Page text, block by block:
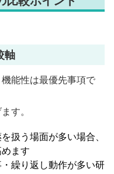
軸
能性は最優先事項で
す。
扱う場面が多い場合、
ます
繰り返し動作が多い研